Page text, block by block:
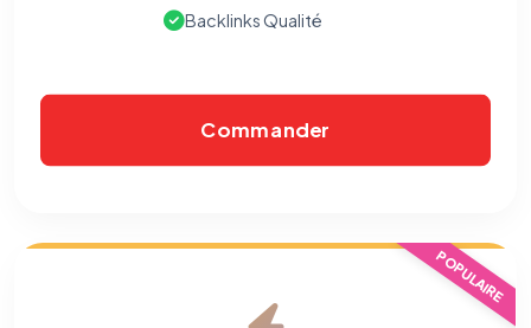
Backlinks Qualité
Commander
POPULAIRE